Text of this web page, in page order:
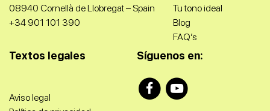
08940 Cornellà de Llobregat – Spain
+34 901 101 390​
Tu tono ideal
Blog
FAQ’s
Textos legales
Aviso legal
Síguenos en: